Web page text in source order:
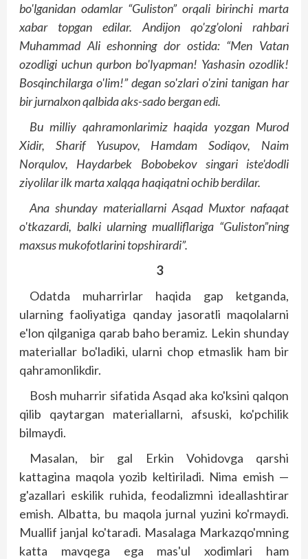
bo'lganidan odamlar “Guliston” orqali birinchi marta
xabar topgan edilar. Andijon qo'zg'oloni rahbari
Muhammad Ali eshonning dor ostida: “Men Vatan
ozodligi uchun qurbon bo'lyapman! Yashasin ozodlik!
Bosqinchilarga o'lim!” degan so'zlari o'zini tanigan har
bir jurnalxon qalbida aks-sado bergan edi.
Bu milliy qahramonlarimiz haqida yozgan Murod
Xidir, Sharif Yusupov, Hamdam Sodiqov, Naim
Norqulov, Haydarbek Bobobekov singari iste'dodli
ziyolilar ilk marta xalqqa haqiqatni ochib berdilar.
Ana shunday materiallarni Asqad Muxtor nafaqat
o'tkazardi, balki ularning mualliflariga “Guliston”ning
maxsus mukofotlarini topshirardi”.
3
Odatda muharrirlar haqida gap ketganda,
ularning faoliyatiga qanday jasoratli maqolalarni
e'lon qilganiga qarab baho beramiz. Lekin shunday
materiallar bo'ladiki, ularni chop etmaslik ham bir
qahramonlikdir.
Bosh muharrir sifatida Asqad aka ko'ksini qalqon
qilib qaytargan materiallarni, afsuski, ko'pchilik
bilmaydi.
Masalan, bir gal Erkin Vohidovga qarshi
kattagina maqola yozib keltiriladi. Nima emish —
g'azallari eskilik ruhida, feodalizmni ideallashtirar
emish. Albatta, bu maqola jurnal yuzini ko'rmaydi.
Muallif janjal ko'taradi. Masalaga Markazqo'mning
katta mavqega ega mas'ul xodimlari ham